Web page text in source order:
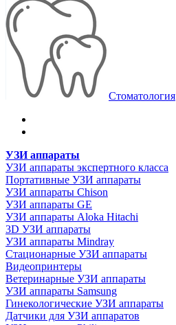
Стоматология
УЗИ аппараты
УЗИ аппараты экспертного класса
Портативные УЗИ аппараты
УЗИ аппараты Chison
УЗИ аппараты GE
УЗИ аппараты Aloka Hitachi
3D УЗИ аппараты
УЗИ аппараты Mindray
Стационарные УЗИ аппараты
Видеопринтеры
Ветеринарные УЗИ аппараты
УЗИ аппараты Samsung
Гинекологические УЗИ аппараты
Датчики для УЗИ аппаратов